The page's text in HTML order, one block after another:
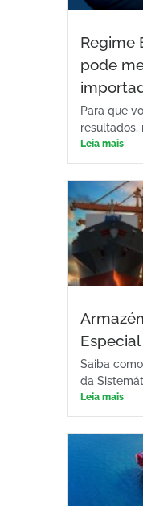
Regime
pode
Para que
resultados,
Leia mais
Saiba
da
Leia mais